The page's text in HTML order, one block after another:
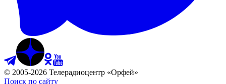
© 2005-2026 Телерадиоцентр «Орфей»
Поиск по сайту